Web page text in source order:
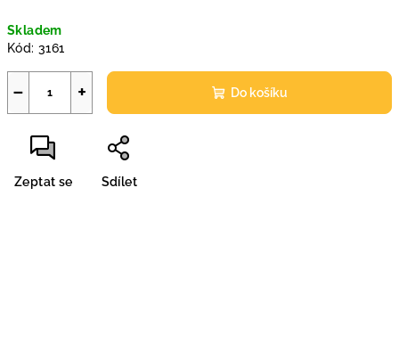
cena:
Skladem
Kód: 3161
+
− Do košíku
Zeptat se Sdílet